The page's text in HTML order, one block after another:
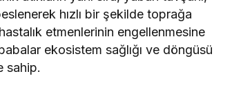
hızlı bir şekilde toprağa
etmenlerinin engellenmesine
ekosistem sağlığı ve döngüsü
sahip.